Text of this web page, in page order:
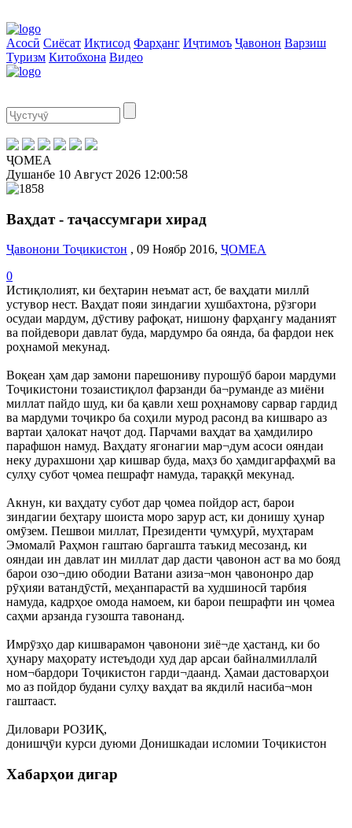
Асосӣ Сиёсат Иқтисод Фарҳанг Иҷтимоъ Ҷавонон Варзиш
Туризм Китобхона Видео
ҶОМЕА
Душанбе 10 Август 2026 12:00:59
Ваҳдат - таҷассумгари хирад
Ҷавонони Тоҷикистон , 09 Ноябр 2016, ҶОМЕА
0
Истиқлолият, ки беҳтарин неъмат аст, бе ваҳдати миллӣ
устувор нест. Ваҳдат пояи зиндагии хушбахтона, рӯзгори
осудаи мардум, дӯстиву рафоқат, нишону фарҳангу маданият
ва пойдевори давлат буда, мардумро ба оянда, ба фардои нек
роҳнамоӣ мекунад.
Воқеан ҳам дар замони парешониву пурошӯб барои мардуми
Тоҷикистони тозаистиқлол фарзанди ба¬руманде аз миёни
миллат пайдо шуд, ки ба қавли хеш роҳнамову сарвар гардид
ва мардуми тоҷикро ба соҳили мурод расонд ва кишваро аз
вартаи ҳалокат наҷот дод. Парчами ваҳдат ва ҳамдилиро
парафшон намуд. Ваҳдату ягонагии мар¬дум асоси ояндаи
неку дурахшони ҳар кишвар буда, маҳз бо ҳамдигарфаҳмӣ ва
сулҳу субот ҷомеа пешрафт намуда, тараққӣ мекунад.
Акнун, ки ваҳдату субот дар ҷомеа пойдор аст, барои
зиндагии беҳтару шоиста моро зарур аст, ки донишу ҳунар
омӯзем. Пешвои миллат, Президенти ҷумҳурӣ, муҳтарам
Эмомалӣ Раҳмон гаштаю баргашта таъкид месозанд, ки
ояндаи ин давлат ин миллат дар дасти ҷавонон аст ва мо бояд
барои озо¬дию ободии Ватани азиза¬мон ҷавононро дар
рӯҳияи ватандӯстӣ, меҳанпарастӣ ва худшиносӣ тарбия
намуда, кадрҳое омода намоем, ки барои пешрафти ин ҷомеа
саҳми арзанда гузошта тавонанд.
Имрӯзҳо дар кишварамон ҷавонони зиё¬де ҳастанд, ки бо
ҳунару маҳорату истеъдоди худ дар арсаи байналмиллалӣ
ном¬бардори Тоҷикистон гарди¬даанд. Ҳамаи дастоварҳои
мо аз пойдор будани сулҳу ваҳдат ва якдилӣ насиба¬мон
гаштааст.
Диловари РОЗИҚ,
донишҷӯи курси дуюми Донишкадаи исломии Тоҷикистон
Хабарҳои дигар